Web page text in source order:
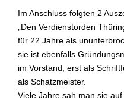
Im Anschluss folgten 2
„Den Verdienstorden
für 22 Jahre als
sie ist ebenfalls
im Vorstand, erst als
als Schatzmeister.
Viele Jahre sah man sie